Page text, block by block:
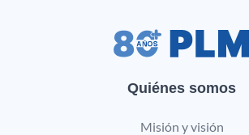
Quiénes somos
Misión y visión